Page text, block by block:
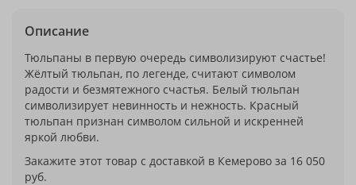
Описание
Тюльпаны в первую очередь символизируют счастье!
Жёлтый тюльпан, по легенде, считают символом
радости и безмятежного счастья. Белый тюльпан
символизирует невинность и нежность. Красный
тюльпан признан символом сильной и искренней
яркой любви.
Закажите этот товар с доставкой в Кемерово за 16 050
руб.